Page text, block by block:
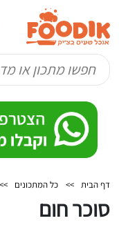
דף הבית >> כל המתכונים >>
סוכר חום